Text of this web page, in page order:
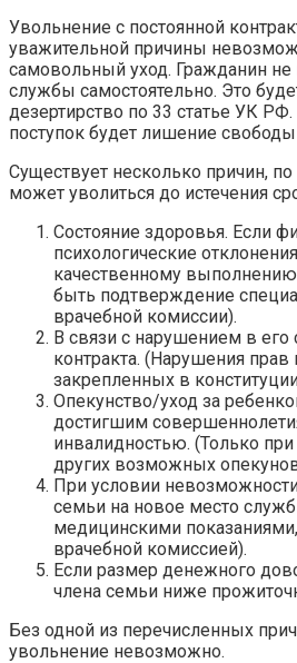
Увольнение с постоянной
уважительной причины
самовольный уход. Гражданин
службы самостоятельно. Это
дезертирство по 33 статье УК
поступок будет лишение
Существует несколько причин,
может уволиться до истечения
Состояние здоровья. Если
психологические
качественному
быть подтверждение
врачебной комиссии).
В связи с нарушением в его
контракта. (Нарушения прав
закрепленных в
Опекунство/уход за
достигшим
инвалидностью. (Только при
других возможных
При условии
семьи на новое место
медицинскими
врачебной комиссией).
Если размер денежного
члена семьи ниже
Без одной из перечисленных
увольнение невозможно.